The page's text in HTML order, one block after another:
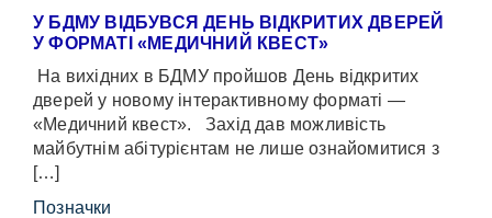
У БДМУ ВІДБУВСЯ ДЕНЬ ВІДКРИТИХ ДВЕРЕЙ
У ФОРМАТІ «МЕДИЧНИЙ КВЕСТ»
На вихідних в БДМУ пройшов День відкритих
дверей у новому інтерактивному форматі —
«Медичний квест». Захід дав можливість
майбутнім абітурієнтам не лише ознайомитися з
[…]
Позначки